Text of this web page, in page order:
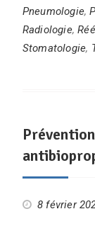
Pneumologie,
Radiologie,
Stomatologie,
8 février